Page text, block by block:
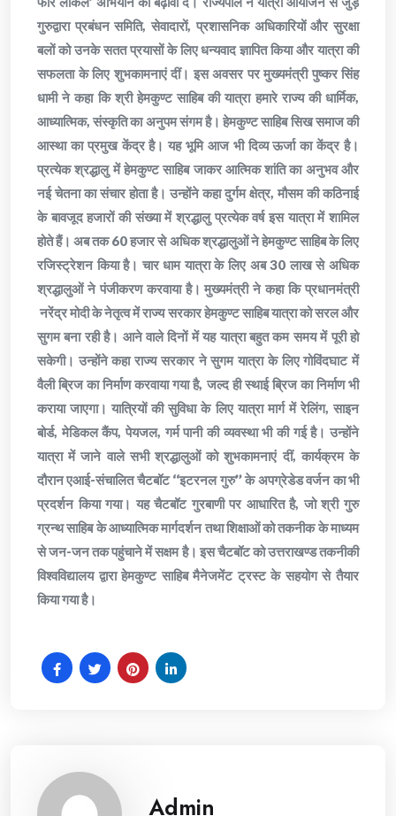
गुरुद्वारा प्रबंधन समिति, सेवादारों, प्रशासनिक अधिकारियों और सुरक्षा
बलों को उनके सतत प्रयासों के लिए धन्यवाद ज्ञापित किया और यात्रा की
सफलता के लिए शुभकामनाएं दीं। इस अवसर पर मुख्यमंत्री पुष्कर सिंह
धामी ने कहा कि श्री हेमकुण्ट साहिब की यात्रा हमारे राज्य की धार्मिक,
आध्यात्मिक, संस्कृति का अनुपम संगम है। हेमकुण्ट साहिब सिख समाज की
आस्था का प्रमुख केंद्र है। यह भूमि आज भी दिव्य ऊर्जा का केंद्र है।
प्रत्येक श्रद्धालु में हेमकुण्ट साहिब जाकर आत्मिक शांति का अनुभव और
नई चेतना का संचार होता है। उन्होंने कहा दुर्गम क्षेत्र, मौसम की कठिनाई
के बावजूद हजारों की संख्या में श्रद्धालु प्रत्येक वर्ष इस यात्रा में शामिल
होते हैं। अब तक 60 हजार से अधिक श्रद्धालुओं ने हेमकुण्ट साहिब के लिए
रजिस्ट्रेशन किया है। चार धाम यात्रा के लिए अब 30 लाख से अधिक
श्रद्धालुओं ने पंजीकरण करवाया है। मुख्यमंत्री ने कहा कि प्रधानमंत्री
नरेंद्र मोदी के नेतृत्व में राज्य सरकार हेमकुण्ट साहिब यात्रा को सरल और
सुगम बना रही है। आने वाले दिनों में यह यात्रा बहुत कम समय में पूरी हो
सकेगी। उन्होंने कहा राज्य सरकार ने सुगम यात्रा के लिए गोविंदघाट में
वैली ब्रिज का निर्माण करवाया गया है, जल्द ही स्थाई ब्रिज का निर्माण भी
कराया जाएगा। यात्रियों की सुविधा के लिए यात्रा मार्ग में रेलिंग, साइन
बोर्ड, मेडिकल कैंप, पेयजल, गर्म पानी की व्यवस्था भी की गई है। उन्होंने
यात्रा में जाने वाले सभी श्रद्धालुओं को शुभकामनाएं दीं, कार्यक्रम के
दौरान एआई-संचालित चैटबॉट ‘‘इटरनल गुरु’’ के अपग्रेडेड वर्जन का भी
प्रदर्शन किया गया। यह चैटबॉट गुरबाणी पर आधारित है, जो श्री गुरु
ग्रन्थ साहिब के आध्यात्मिक मार्गदर्शन तथा शिक्षाओं को तकनीक के माध्यम
से जन-जन तक पहुंचाने में सक्षम है। इस चैटबॉट को उत्तराखण्ड तकनीकी
विश्वविद्यालय द्वारा हेमकुण्ट साहिब मैनेजमेंट ट्रस्ट के सहयोग से तैयार
किया गया है।
Admin